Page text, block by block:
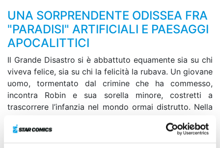
UNA SORPRENDENTE ODISSEA FRA
"PARADISI" ARTIFICIALI E PAESAGGI
APOCALITTICI
Il Grande Disastro si è abbattuto equamente sia su chi
viveva felice, sia su chi la felicità la rubava. Un giovane
uomo, tormentato dal crimine che ha commesso,
incontra Robin e sua sorella minore, costretti a
trascorrere l’infanzia nel mondo ormai distrutto. Nella
finalmente a incontrare il direttore dell’orfanotrofio
Funayama e vengono così a conoscenza del nome del